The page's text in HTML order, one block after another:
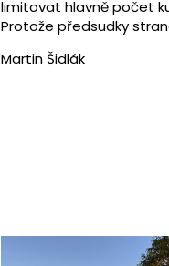
limitovat hlavně počet
Protože předsudky
Martin Šidlák